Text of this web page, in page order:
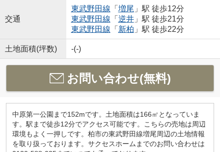
交通
東武野田線 「 増尾 」駅 徒歩12分
東武野田線 「 逆井」駅 徒歩21分
東武野田線 「 新柏 」駅 徒歩22分
土地面積(坪数) -(-)
お問い合わせ(無料)
中原第一公園まで152mです。土地面積は166㎡となっていま
す。駅まで徒歩12分でアクセス可能です。こちらの売地は周辺
環境もよく一押しです。柏市の東武野田線増尾周辺の土地情報
を取り扱っております。サクセスホームまでのお問い合わせは